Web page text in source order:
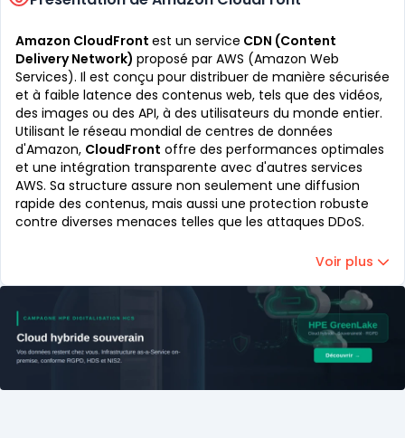
Amazon CloudFront est un service CDN (Content
Delivery Network) proposé par AWS (Amazon Web
Services). Il est conçu pour distribuer de manière sécurisée
et à faible latence des contenus web, tels que des vidéos,
des images ou des API, à des utilisateurs du monde entier.
Utilisant le réseau mondial de centres de données
d'Amazon, CloudFront offre des performances optimales
et une intégration transparente avec d'autres services
AWS. Sa structure assure non seulement une diffusion
rapide des contenus, mais aussi une protection robuste
contre diverses menaces telles que les attaques DDoS.
Voir plus